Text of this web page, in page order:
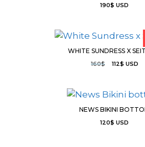
190$ USD
WHITE SUNDRESS X
160$ 112$ USD
NEWS BIKINI
120$ USD